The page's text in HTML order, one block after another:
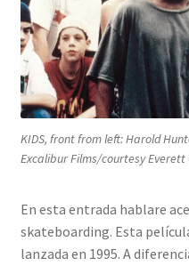
KIDS, front from left: Harold
Excalibur Films/courtesy Everett
En esta entrada hablare
skateboarding. Esta
lanzada en 1995. A